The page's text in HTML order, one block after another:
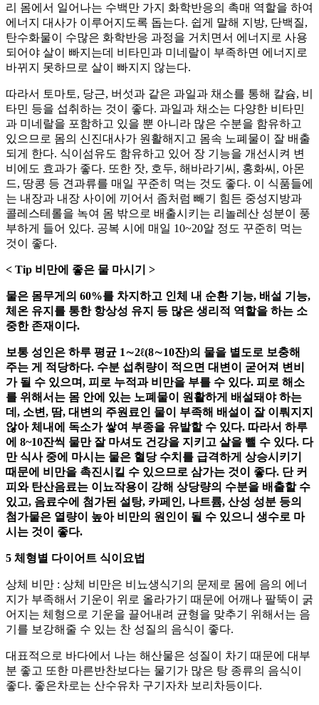
리 몸에서 일어나는 수백만 가지 화학반응의 촉매 역할을 하여
에너지 대사가 이루어지도록 돕는다. 쉽게 말해 지방, 단백질,
탄수화물이 수많은 화학반응 과정을 거치면서 에너지로 사용
되어야 살이 빠지는데 비타민과 미네랄이 부족하면 에너지로
바뀌지 못하므로 살이 빠지지 않는다.
따라서 토마토, 당근, 버섯과 같은 과일과 채소를 통해 칼슘, 비
타민 등을 섭취하는 것이 좋다. 과일과 채소는 다양한 비타민
과 미네랄을 포함하고 있을 뿐 아니라 많은 수분을 함유하고
있으므로 몸의 신진대사가 원활해지고 몸속 노폐물이 잘 배출
되게 한다. 식이섬유도 함유하고 있어 장 기능을 개선시켜 변
비에도 효과가 좋다. 또한 잣, 호두, 해바라기씨, 홍화씨, 아몬
드, 땅콩 등 견과류를 매일 꾸준히 먹는 것도 좋다. 이 식품들에
는 내장과 내장 사이에 끼어서 좀처럼 빼기 힘든 중성지방과
콜레스테롤을 녹여 몸 밖으로 배출시키는 리놀레산 성분이 풍
부하게 들어 있다. 공복 시에 매일 10~20알 정도 꾸준히 먹는
것이 좋다.
< Tip 비만에 좋은 물 마시기 >
물은 몸무게의 60%를 차지하고 인체 내 순환 기능, 배설 기능,
체온 유지를 통한 항상성 유지 등 많은 생리적 역할을 하는 소
중한 존재이다.
보통 성인은 하루 평균 1∼2ℓ(8∼10잔)의 물을 별도로 보충해
주는 게 적당하다. 수분 섭취량이 적으면 대변이 굳어져 변비
가 될 수 있으며, 피로 누적과 비만을 부를 수 있다. 피로 해소
를 위해서는 몸 안에 있는 노폐물이 원활하게 배설돼야 하는
데, 소변, 땀, 대변의 주원료인 물이 부족해 배설이 잘 이뤄지지
않아 체내에 독소가 쌓여 부종을 유발할 수 있다. 따라서 하루
에 8~10잔씩 물만 잘 마셔도 건강을 지키고 살을 뺄 수 있다. 다
만 식사 중에 마시는 물은 혈당 수치를 급격하게 상승시키기
때문에 비만을 촉진시킬 수 있으므로 삼가는 것이 좋다. 단 커
피와 탄산음료는 이뇨작용이 강해 상당량의 수분을 배출할 수
있고, 음료수에 첨가된 설탕, 카페인, 나트륨, 산성 성분 등의
첨가물은 열량이 높아 비만의 원인이 될 수 있으니 생수로 마
시는 것이 좋다.
5 체형별 다이어트 식이요법
상체 비만 : 상체 비만은 비뇨생식기의 문제로 몸에 음의 에너
지가 부족해서 기운이 위로 올라가기 때문에 어깨나 팔뚝이 굵
어지는 체형으로 기운을 끌어내려 균형을 맞추기 위해서는 음
기를 보강해줄 수 있는 찬 성질의 음식이 좋다.
대표적으로 바다에서 나는 해산물은 성질이 차기 때문에 대부
분 좋고 또한 마른반찬보다는 물기가 많은 탕 종류의 음식이
좋다. 좋은차로는 산수유차 구기자차 보리차등이다.